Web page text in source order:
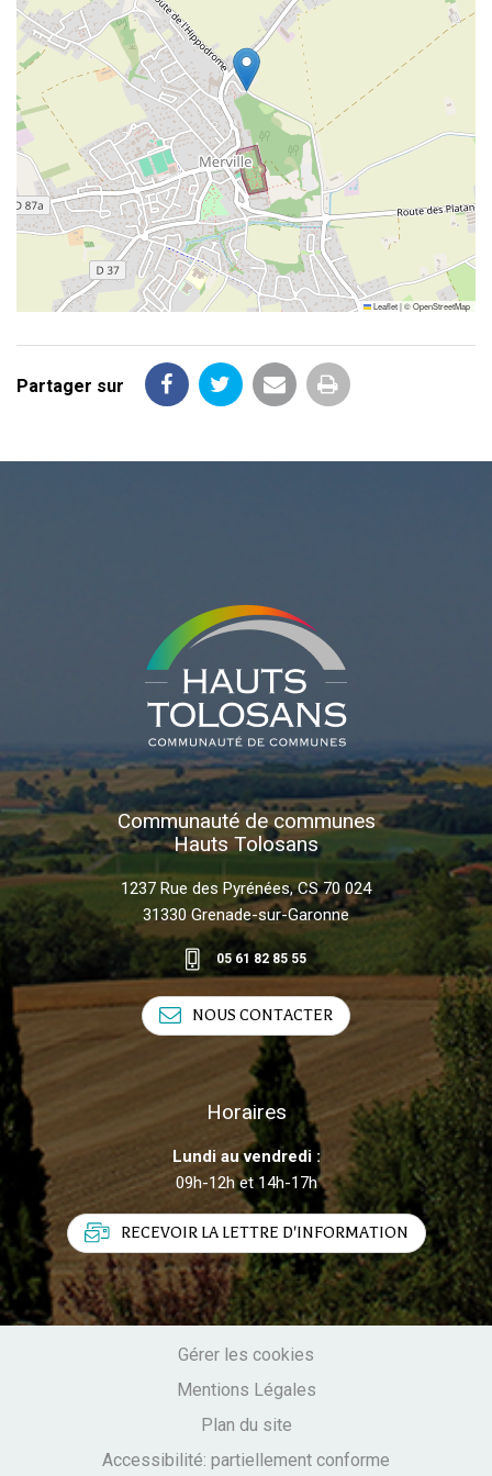
Leaflet|©OpenStreetMap
Partager sur
Partager
Facebook
Partager
Twitter
Partager
email
Imprimer
page
Communauté de communes
Hauts Tolosans
1237 Rue des Pyrénées, CS 70 024
31330 Grenade-sur-Garonne
05 61 82 85 55
NOUS CONTACTER
Horaires
Lundi au vendredi :
09h-12h et 14h-17h
RECEVOIR LA LETTRE D'INFORMATION
Gérer les cookies
Mentions Légales
Plan du site
Accessibilité: partiellement conforme